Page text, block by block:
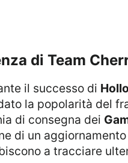
di Team
il successo di
la popolarità del
di consegna dei
di un
a tracciare